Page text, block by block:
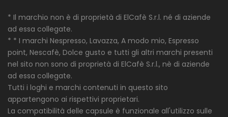
* Il marchio non è di proprietà di ElCafè S.r.l. né di aziende
ad essa collegate.
* * I marchi Nespresso, Lavazza, A modo mio, Espresso
point, Nescafè, Dolce gusto e tutti gli altri marchi presenti
nel sito non sono di proprietà di ElCafè S.r.l., nè di aziende
ad essa collegate.
Tutti i loghi e marchi contenuti in questo sito
appartengono ai rispettivi proprietari.
La compatibilità delle capsule è funzionale all'utilizzo sulle